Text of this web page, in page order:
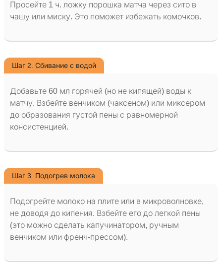
Просейте 1 ч. ложку порошка матча через сито в
чашу или миску. Это поможет избежать комочков.
Шаг 2. Сбивание с водой
Добавьте 60 мл горячей (но не кипящей) воды к
матчу. Взбейте венчиком (чаксеном) или миксером
до образования густой пены с равномерной
консистенцией.
Шаг 3. Подогрев молока
Подогрейте молоко на плите или в микроволновке,
не доводя до кипения. Взбейте его до легкой пены
(это можно сделать капучинатором, ручным
венчиком или френч-прессом).